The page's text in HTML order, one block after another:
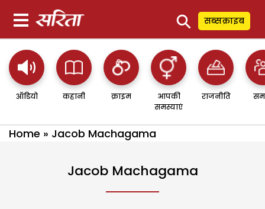
⚲ सब्सक्राइब
ऑडियो कहानी क्राइम
आपकी
समस्याएं
राजनीति
Home » Jacob Machagama
Jacob Machagama